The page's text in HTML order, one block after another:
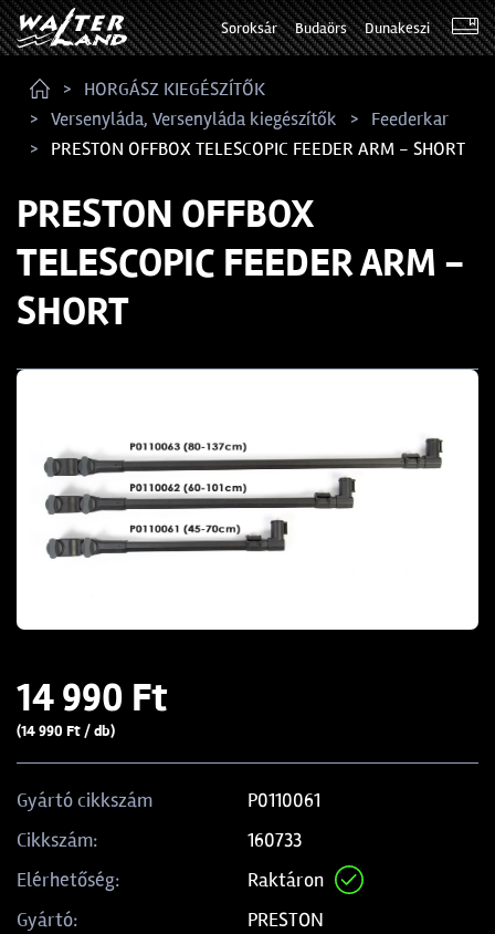
Soroksár Budaörs Dunakeszi
HORGÁSZ KIEGÉSZÍTŐK
Versenyláda, Versenyláda kiegészítők
Feederkar
PRESTON OFFBOX TELESCOPIC FEEDER ARM - SHORT
PRESTON OFFBOX
TELESCOPIC FEEDER ARM -
SHORT
14 990 Ft
(14 990 Ft / db)
Gyártó cikkszám
P0110061
Cikkszám:
160733
Elérhetőség:
Raktáron
Gyártó:
PRESTON